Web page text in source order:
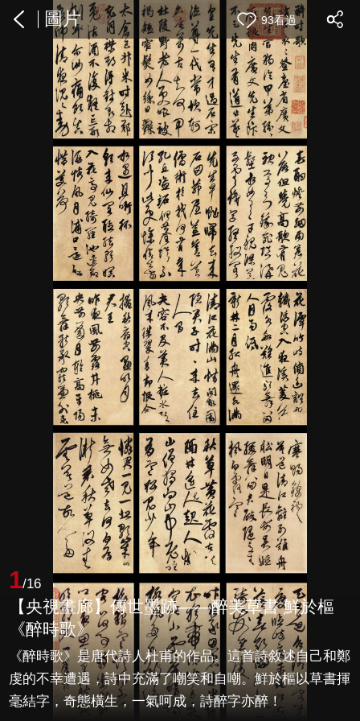
圖片 93看過
1/16
【央視畫廊】傳世墨跡——醉美草書 鮮於樞
《醉時歌》
《醉時歌》是唐代詩人杜甫的作品。這首詩敘述自己和鄭
虔的不幸遭遇，詩中充滿了嘲笑和自嘲。鮮於樞以草書揮
毫結字，奇態橫生，一氣呵成，詩醉字亦醉！